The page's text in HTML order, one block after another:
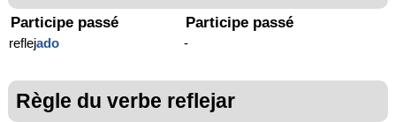
Participe passé
reflejado
Participe passé
-
Règle du verbe reflejar